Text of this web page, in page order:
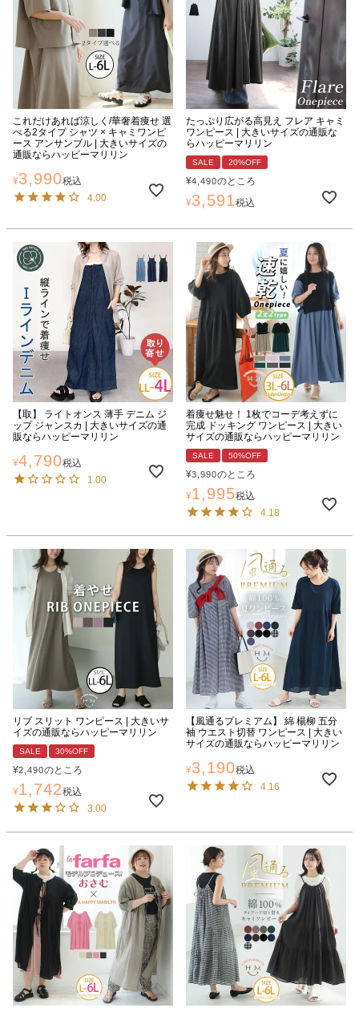
これだけあれば涼しく/華奢着痩せ 選
べる2タイプ シャツ × キャミワンピ
ース アンサンブル | 大きいサイズの
通販ならハッピーマリリン
¥3,990税込
4.00
たっぷり広がる高見え フレア キャミ
ワンピース | 大きいサイズの通販な
らハッピーマリリン
SALE 20%OFF
¥4,490のところ
¥3,591税込
【取】 ライトオンス 薄手 デニム ジ
ップ ジャンスカ | 大きいサイズの通
販ならハッピーマリリン
¥4,790税込
1.00
着痩せ魅せ！ 1枚でコーデ考えずに
完成 ドッキング ワンピース | 大きい
サイズの通販ならハッピーマリリン
SALE 50%OFF
¥3,990のところ
¥1,995税込
4.18
リブ スリット ワンピース | 大きいサ
イズの通販ならハッピーマリリン
SALE 30%OFF
¥2,490のところ
¥1,742税込
3.00
【風通るプレミアム】 綿 楊柳 五分
袖 ウエスト切替 ワンピース | 大きい
サイズの通販ならハッピーマリリン
¥3,190税込
4.16